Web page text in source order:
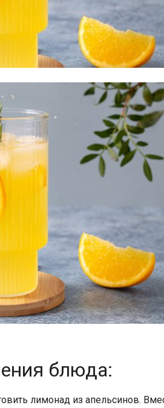
блюда:
лимонад из апельсинов.